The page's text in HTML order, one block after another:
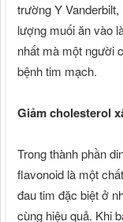
trường Y
lượng muối ăn vào
nhất mà một người
bệnh tim mạch.
Giảm cholesterol
Trong thành phần
flavonoid là một
đau tim đặc biệt ở
cùng hiệu quả. Khi